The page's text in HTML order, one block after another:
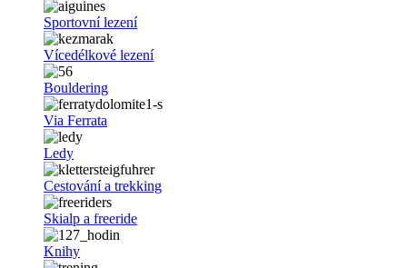
Sportovní lezení
Vícedélkové lezení
Bouldering
Via Ferrata
Ledy
Cestování a trekking
Skialp a freeride
Knihy